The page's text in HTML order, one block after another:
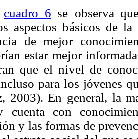
cuadro 6 se observa
aspectos básicos de
de mejor
estar mejor
que el nivel de
para los jóvenes
2003). En general, la
cuenta con
y las formas de